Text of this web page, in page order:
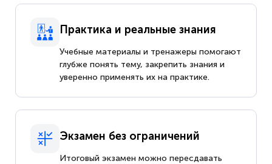
Практика и реальные знания
Учебные материалы и тренажеры помогают
глубже понять тему, закрепить знания и
уверенно применять их на практике.
Экзамен без ограничений
Итоговый экзамен можно пересдавать